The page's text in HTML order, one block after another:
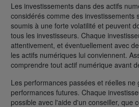
Les investissements dans des actifs
considérés comme des investissements
soumis à une forte volatilité et peuvent
tous les investisseurs. Chaque
attentivement, et éventuellement avec
les actifs numériques lui conviennent.
comprendre tout actif numérique avant
Les performances passées et réelles ne
performances futures. Chaque
possible avec l'aide d'un conseiller, que